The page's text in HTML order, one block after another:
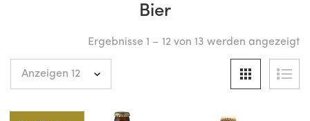
Bier
Ergebnisse 1 – 12 von 13 werden angezeigt